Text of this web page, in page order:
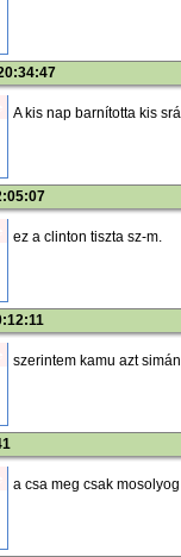
A kis nap barnította kis
ez a clinton tiszta sz-m.
szerintem kamu azt
a csa meg csak